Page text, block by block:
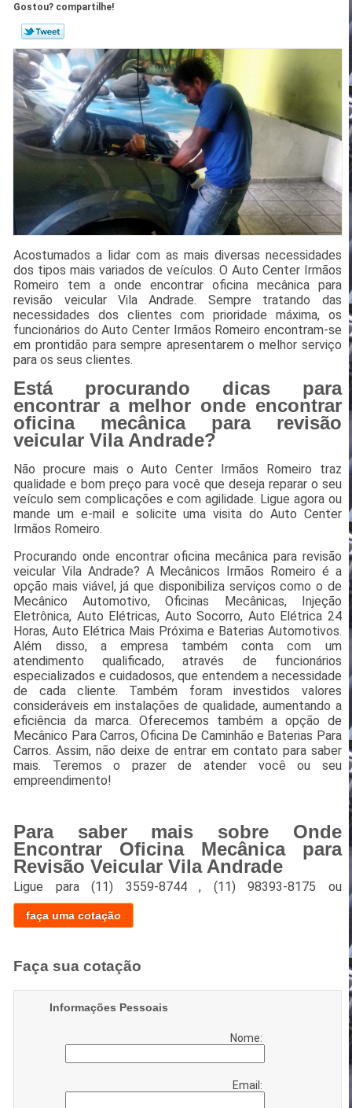
Gostou? compartilhe!
Acostumados a lidar com as mais diversas necessidades
dos tipos mais variados de veículos. O Auto Center Irmãos
Romeiro tem a onde encontrar oficina mecânica para
revisão veicular Vila Andrade. Sempre tratando das
necessidades dos clientes com prioridade máxima, os
funcionários do Auto Center Irmãos Romeiro encontram-se
em prontidão para sempre apresentarem o melhor serviço
para os seus clientes.
Está procurando dicas para
encontrar a melhor onde encontrar
oficina mecânica para revisão
veicular Vila Andrade?
Não procure mais o Auto Center Irmãos Romeiro traz
qualidade e bom preço para você que deseja reparar o seu
veículo sem complicações e com agilidade. Ligue agora ou
mande um e-mail e solicite uma visita do Auto Center
Irmãos Romeiro.
Procurando onde encontrar oficina mecânica para revisão
veicular Vila Andrade? A Mecânicos Irmãos Romeiro é a
opção mais viável, já que disponibiliza serviços como o de
Mecânico Automotivo, Oficinas Mecânicas, Injeção
Eletrônica, Auto Elétricas, Auto Socorro, Auto Elétrica 24
Horas, Auto Elétrica Mais Próxima e Baterias Automotivos.
Além disso, a empresa também conta com um
atendimento qualificado, através de funcionários
especializados e cuidadosos, que entendem a necessidade
de cada cliente. Também foram investidos valores
consideráveis em instalações de qualidade, aumentando a
eficiência da marca. Oferecemos também a opção de
Mecânico Para Carros, Oficina De Caminhão e Baterias Para
Carros. Assim, não deixe de entrar em contato para saber
mais. Teremos o prazer de atender você ou seu
empreendimento!
Para saber mais sobre Onde
Encontrar Oficina Mecânica para
Revisão Veicular Vila Andrade
Ligue para(11) 3559-8744 , (11) 98393-8175 ou
faça uma cotação
Faça sua cotação
Informações Pessoais
Nome:
Email: